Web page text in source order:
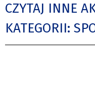
CZYTAJ INNE
KATEGORII: